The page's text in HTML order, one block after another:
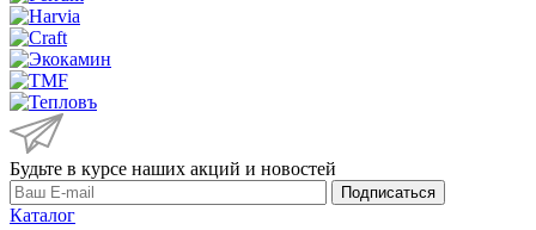
Будьте в курсе наших акций и новостей
Подписаться
Каталог